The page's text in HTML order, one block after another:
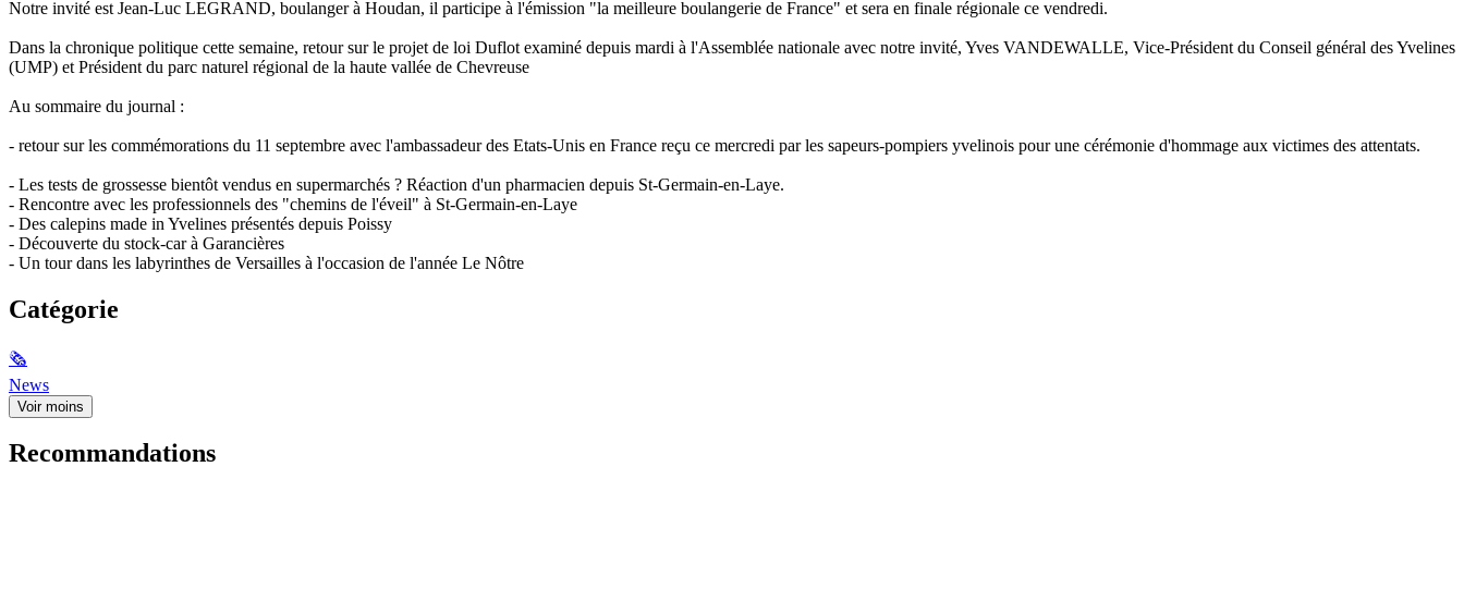
Notre invité est Jean-Luc LEGRAND, boulanger à Houdan, il participe à l'émission "la meilleure boulangerie de France" et sera en finale régionale ce vendredi.
Dans la chronique politique cette semaine, retour sur le projet de loi Duflot examiné depuis mardi à l'Assemblée nationale avec notre invité, Yves VANDEWALLE, Vice-Président du Conseil général des Yvelines
(UMP) et Président du parc naturel régional de la haute vallée de Chevreuse
Au sommaire du journal :
- retour sur les commémorations du 11 septembre avec l'ambassadeur des Etats-Unis en France reçu ce mercredi par les sapeurs-pompiers yvelinois pour une cérémonie d'hommage aux victimes des attentats.
- Les tests de grossesse bientôt vendus en supermarchés ? Réaction d'un pharmacien depuis St-Germain-en-Laye.
- Rencontre avec les professionnels des "chemins de l'éveil" à St-Germain-en-Laye
- Des calepins made in Yvelines présentés depuis Poissy
- Découverte du stock-car à Garancières
- Un tour dans les labyrinthes de Versailles à l'occasion de l'année Le Nôtre
Catégorie
🗞
News
Voir moins
Recommandations